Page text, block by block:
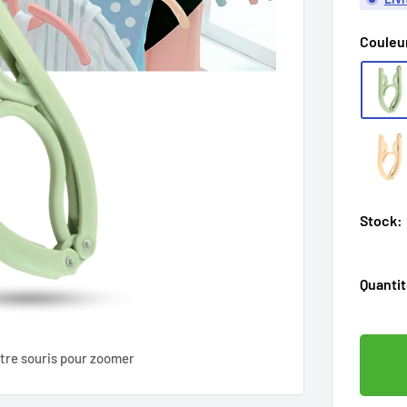
souris pour zoomer
Stock: